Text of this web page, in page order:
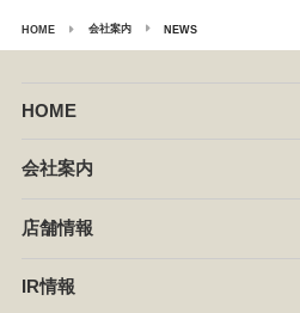
HOME 会社案内 NEWS
HOME
会社案内
企業情報
セントラルキッチン
店舗情報
椿屋珈琲
IR情報